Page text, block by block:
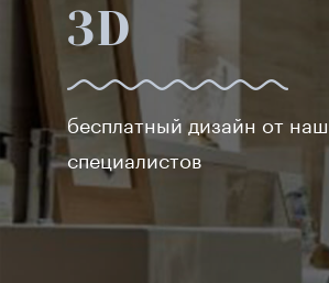
Rondine
ABK
Mirage
Versace
3D
бесплатный дизайн от
специалистов